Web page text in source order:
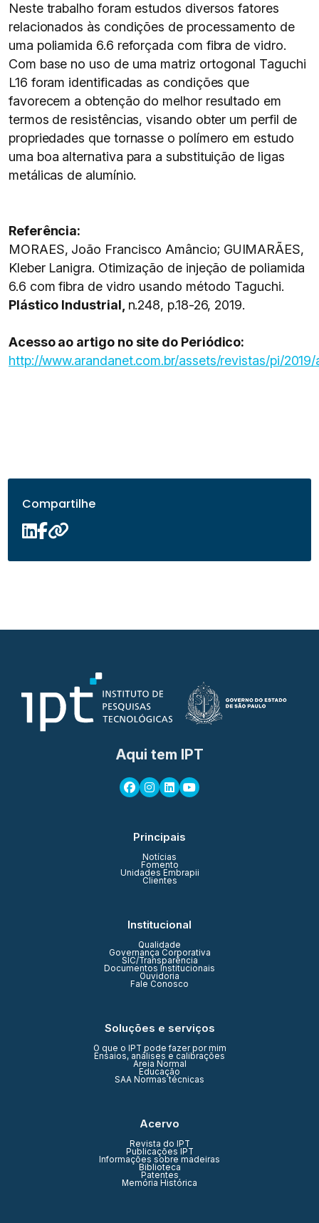
Neste trabalho foram estudos diversos fatores
relacionados às condições de processamento de
uma poliamida 6.6 reforçada com fibra de vidro.
Com base no uso de uma matriz ortogonal Taguchi
L16 foram identificadas as condições que
favorecem a obtenção do melhor resultado em
termos de resistências, visando obter um perfil de
propriedades que tornasse o polímero em estudo
uma boa alternativa para a substituição de ligas
metálicas de alumínio.
Referência:
MORAES, João Francisco Amâncio; GUIMARÃES,
Kleber Lanigra. Otimização de injeção de poliamida
6.6 com fibra de vidro usando método Taguchi.
Plástico Industrial, n.248, p.18-26, 2019.
Acesso ao artigo no site do Periódico:
http://www.arandanet.com.br/assets/revistas/pi/2019/
Compartilhe
Aqui tem IPT
Principais
Notícias
Fomento
Unidades Embrapii
Clientes
Institucional
Qualidade
Governança Corporativa
SIC/Transparência
Documentos Institucionais
Ouvidoria
Fale Conosco
Soluções e serviços
O que o IPT pode fazer por mim
Ensaios, análises e calibrações
Areia Normal
Educação
SAA Normas técnicas
Acervo
Revista do IPT
Publicações IPT
Informações sobre madeiras
Biblioteca
Patentes
Memória Histórica